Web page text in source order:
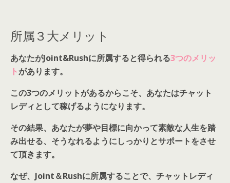
所属３大メリット
あなたがJoint&Rushに所属すると得られる3つのメリッ
トがあります。
この3つのメリットがあるからこそ、あなたはチャット
レディとして稼げるようになります。
その結果、あなたが夢や目標に向かって素敵な人生を踏
み出せる、そうなれるようにしっかりとサポートをさせ
て頂きます。
なぜ、Joint＆Rushに所属することで、チャットレディ